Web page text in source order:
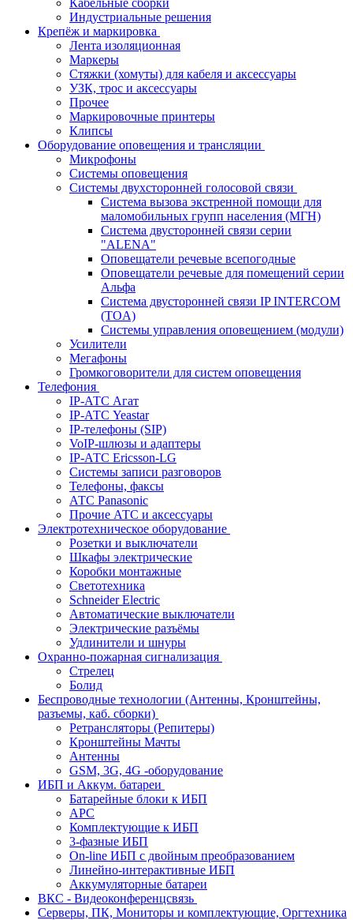
Кабельные сборки
Индустриальные решения
Крепёж и маркировка
Лента изоляционная
Маркеры
Стяжки (хомуты) для кабеля и аксессуары
УЗК, трос и аксессуары
Прочее
Маркировочные принтеры
Клипсы
Оборудование оповещения и трансляции
Микрофоны
Системы оповещения
Системы двухсторонней голосовой связи
Система вызова экстренной помощи для
маломобильных групп населения (МГН)
Система двусторонней связи серии
"ALENA"
Оповещатели речевые всепогодные
Оповещатели речевые для помещений серии
Альфа
Система двусторонней связи IP INTERCOM
(TOA)
Системы управления оповещением (модули)
Усилители
Мегафоны
Громкоговорители для систем оповещения
Телефония
IP-АТС Агат
IP-АТС Yeastar
IP-телефоны (SIP)
VoIP-шлюзы и адаптеры
IP-АТС Ericsson-LG
Системы записи разговоров
Телефоны, факсы
АТС Panasonic
Прочие АТС и аксессуары
Электротехническое оборудование
Розетки и выключатели
Шкафы электрические
Коробки монтажные
Светотехника
Schneider Electric
Автоматические выключатели
Электрические разъёмы
Удлинители и шнуры
Охранно-пожарная сигнализация
Стрелец
Болид
Беспроводные технологии (Антенны, Кронштейны,
разъемы, каб. сборки)
Ретрансляторы (Репитеры)
Кронштейны Мачты
Антенны
GSM, 3G, 4G -оборудование
ИБП и Аккум. батареи
Батарейные блоки к ИБП
APC
Комплектующие к ИБП
3-фазные ИБП
On-line ИБП с двойным преобразованием
Линейно-интерактивные ИБП
Аккумуляторные батареи
ВКС - Видеоконференцсвязь
Серверы, ПК, Мониторы и комплектующие, Оргтехника